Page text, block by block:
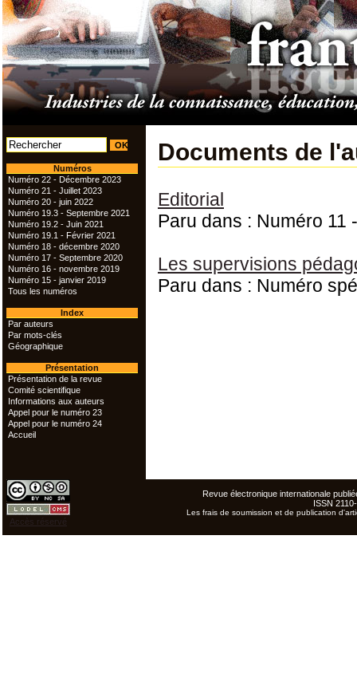
Numéros
Numéro 22 - Décembre 2023
Numéro 21 - Juillet 2023
Numéro 20 - juin 2022
Numéro 19.3 - Septembre 2021
Numéro 19.2 - Juin 2021
Numéro 19.1 - Février 2021
Numéro 18 - décembre 2020
Numéro 17 - Septembre 2020
Numéro 16 - novembre 2019
Numéro 15 - janvier 2019
Tous les numéros
Index
Par auteurs
Par mots-clés
Géographique
Présentation
Présentation de la revue
Comité scientifique
Informations aux auteurs
Appel pour le numéro 23
Appel pour le numéro 24
Accueil
Documents de
Editorial
Paru dans : Numéro 11
Les supervisions
Paru dans : Numéro
Accès réservé
Revue électronique internationale
ISSN
Les frais de soumission et de publication